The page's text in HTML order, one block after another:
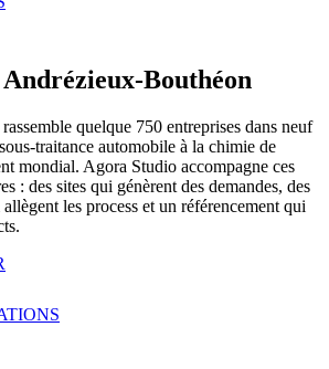
Andrézieux-Bouthéon
quelque 750 entreprises dans neuf
traitance automobile à la chimie de
mondial. Agora Studio accompagne ces
: des sites qui génèrent des demandes, des
les process et un référencement qui